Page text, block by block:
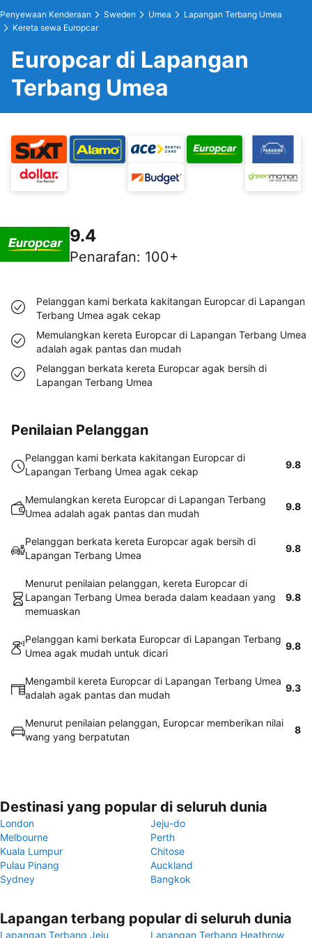
Penyewaan Kenderaan Sweden Umea
Lapangan Terbang Umea
Kereta sewa Europcar
Europcar di Lapangan
Terbang Umea
9.4
Penarafan: 100+
Pelanggan kami berkata kakitangan Europcar di Lapangan
Terbang Umea agak cekap
Memulangkan kereta Europcar di Lapangan Terbang Umea
adalah agak pantas dan mudah
Pelanggan berkata kereta Europcar agak bersih di
Lapangan Terbang Umea
Penilaian Pelanggan
Pelanggan kami berkata kakitangan Europcar di
Lapangan Terbang Umea agak cekap
9.8
Memulangkan kereta Europcar di Lapangan Terbang
Umea adalah agak pantas dan mudah
9.8
Pelanggan berkata kereta Europcar agak bersih di
Lapangan Terbang Umea
9.8
Menurut penilaian pelanggan, kereta Europcar di
Lapangan Terbang Umea berada dalam keadaan yang
memuaskan
9.8
Pelanggan kami berkata Europcar di Lapangan Terbang
Umea agak mudah untuk dicari
9.8
Mengambil kereta Europcar di Lapangan Terbang Umea
adalah agak pantas dan mudah
9.3
Menurut penilaian pelanggan, Europcar memberikan nilai
wang yang berpatutan
8
Destinasi yang popular di seluruh dunia
London
Jeju-do
Melbourne
Perth
Kuala Lumpur
Chitose
Pulau Pinang
Auckland
Sydney
Bangkok
Lapangan terbang popular di seluruh dunia
Lapangan Terbang Jeju Lapangan Terbang Heathrow